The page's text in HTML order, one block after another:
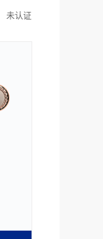
未认证